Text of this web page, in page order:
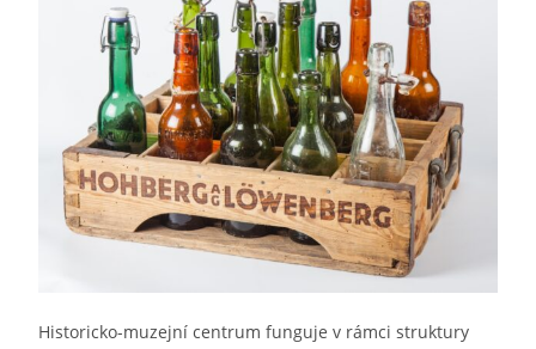
Historicko-muzejní centrum funguje v rámci struktury